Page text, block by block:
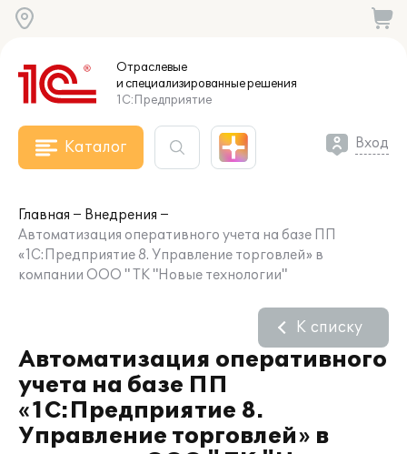
Отраслевые
и специализированныерешения
1С:Предприятие
Каталог Вход
Главная
Внедрения
Автоматизация оперативного учета на базе ПП
«1С:Предприятие 8. Управление торговлей» в
компании ООО " ТК "Новые технологии"
Автоматизация оперативного
учета на базе ПП
«1С:Предприятие 8.
Управление торговлей» в
К списку